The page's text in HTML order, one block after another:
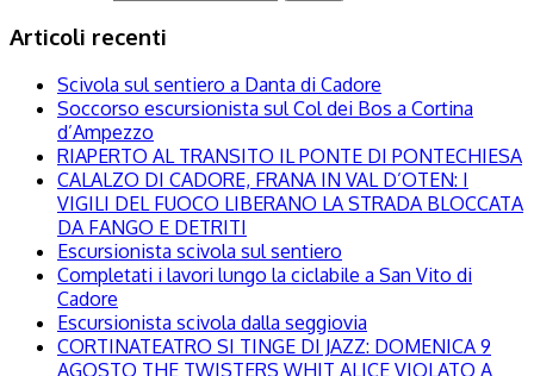
Articoli recenti
Scivola sul sentiero a Danta di Cadore
Soccorso escursionista sul Col dei Bos a Cortina
d’Ampezzo
RIAPERTO AL TRANSITO IL PONTE DI PONTECHIESA
CALALZO DI CADORE, FRANA IN VAL D’OTEN: I
VIGILI DEL FUOCO LIBERANO LA STRADA BLOCCATA
DA FANGO E DETRITI
Escursionista scivola sul sentiero
Completati i lavori lungo la ciclabile a San Vito di
Cadore
Escursionista scivola dalla seggiovia
CORTINATEATRO SI TINGE DI JAZZ: DOMENICA 9
AGOSTO THE TWISTERS WHIT ALICE VIOLATO A